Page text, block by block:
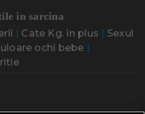
in sarcina
Cate Kg. in plus
Sexul
ochi bebe